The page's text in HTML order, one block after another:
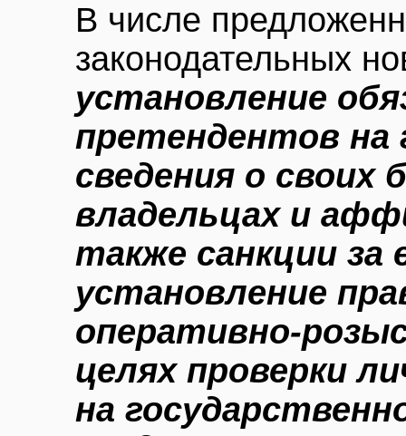
В числе
законодательных
установление
претендентов на
сведения о своих
владельцах и
также санкции
установление
оперативно-
целях проверки
на